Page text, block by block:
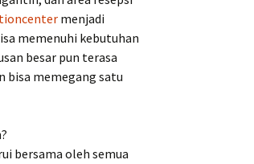
menjadi
memenuhi kebutuhan
besar pun terasa
bisa memegang satu
bersama oleh semua